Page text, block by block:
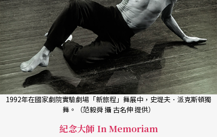
1992年在國家劇院實驗劇場「新旅程」舞展中，史堤夫．派克斯頓獨
舞。（范毅舜 攝 古名伸 提供）
紀念大師 In Memoriam